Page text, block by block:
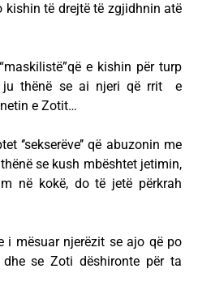
kishin të drejtë të zgjidhnin atë
e kishin për turp
ju thënë se ai njeri që rrit e
e Zotit…
‘’sekserëve’’ që abuzonin me
se kush mbështet jetimin,
në kokë, do të jetë përkrah
i mësuar njerëzit se ajo që po
se Zoti dëshironte për ta